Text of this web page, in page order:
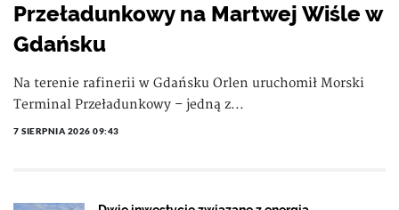
Przeładunkowy na Martwej Wiśle w
Gdańsku
Na terenie rafinerii w Gdańsku Orlen uruchomił Morski
Terminal Przeładunkowy – jedną z...
7 SIERPNIA 2026 09:43